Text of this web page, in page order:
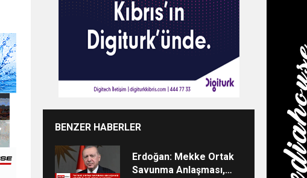
BENZER HABERLER
Erdoğan: Mekke Ortak
Savunma Anlaşması,